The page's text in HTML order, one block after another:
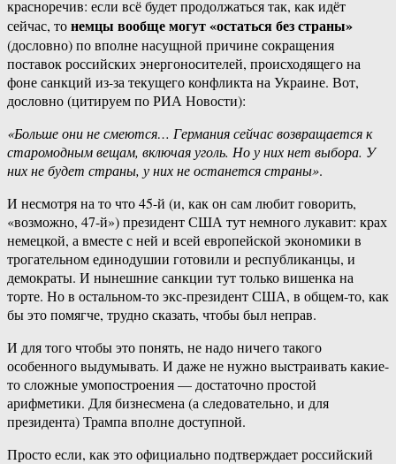
красноречив: если всё будет продолжаться так, как идёт
сейчас, тонемцы вообще могут «остаться без страны»
(дословно) по вполне насущной причине сокращения
поставок российских энергоносителей, происходящего на
фоне санкций из-за текущего конфликта на Украине. Вот,
дословно (цитируем по РИА Новости):
«Больше они не смеются… Германия сейчас возвращается к
старомодным вещам, включая уголь. Но у них нет выбора. У
них не будет страны, у них не останется страны».
И несмотря на то что 45-й (и, как он сам любит говорить,
«возможно, 47-й») президент США тут немного лукавит: крах
немецкой, а вместе с ней и всей европейской экономики в
трогательном единодушии готовили и республиканцы, и
демократы. И нынешние санкции тут только вишенка на
торте. Но в остальном-то экс-президент США, в общем-то, как
бы это помягче, трудно сказать, чтобы был неправ.
И для того чтобы это понять, не надо ничего такого
особенного выдумывать. И даже не нужно выстраивать какие-
то сложные умопостроения — достаточно простой
арифметики. Для бизнесмена (а следовательно, и для
президента) Трампа вполне доступной.
Просто если, как это официально подтверждает российский